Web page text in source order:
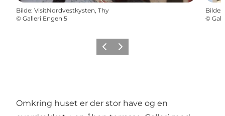
Bilde: VisitNordvestkysten, Thy
© Galleri Engen 5
Bilde:
©
ForrigeNeste
Omkring huset er der stor have og en